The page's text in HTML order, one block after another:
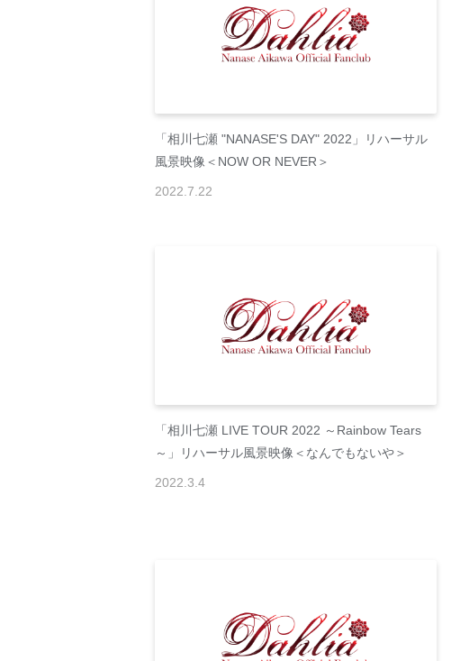
「相川七瀬 "NANASE'S DAY" 2022」リハーサル
風景映像＜NOW OR NEVER＞
2022 7 22
「相川七瀬 LIVE TOUR 2022 ～Rainbow Tears
～」リハーサル風景映像＜なんでもないや＞
2022.3.4